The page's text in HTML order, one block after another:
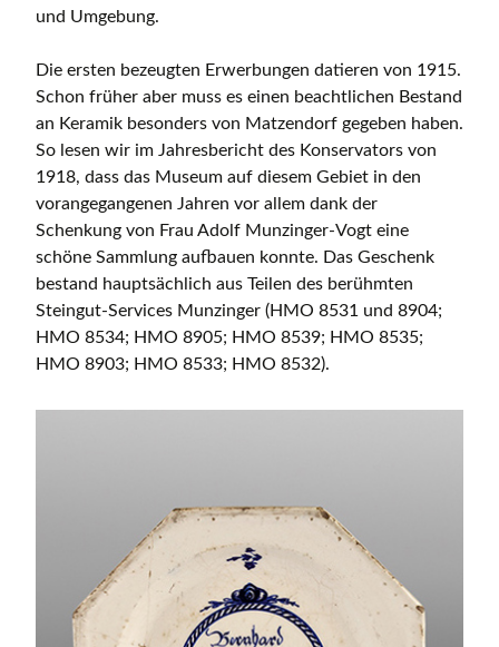
und Umgebung.
Die ersten bezeugten Erwerbungen datieren von 1915.
Schon früher aber muss es einen beachtlichen Bestand
an Keramik besonders von Matzendorf gegeben haben.
So lesen wir im Jahresbericht des Konservators von
1918, dass das Museum auf diesem Gebiet in den
vorangegangenen Jahren vor allem dank der
Schenkung von Frau Adolf Munzinger-Vogt eine
schöne Sammlung aufbauen konnte. Das Geschenk
bestand hauptsächlich aus Teilen des berühmten
Steingut-Services Munzinger (HMO 8531 und 8904;
HMO 8534; HMO 8905; HMO 8539; HMO 8535;
HMO 8903; HMO 8533; HMO 8532).